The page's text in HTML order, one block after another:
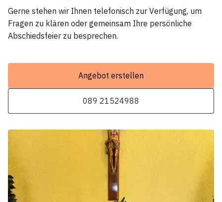
Gerne stehen wir Ihnen telefonisch zur Verfügung, um
Fragen zu klären oder gemeinsam Ihre persönliche
Abschiedsfeier zu besprechen.
Angebot erstellen
089 21524988